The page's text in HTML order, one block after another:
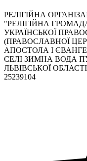
РЕЛІГІЙНА
"РЕЛІГІЙНА
УКРАЇНСЬКОЇ
(ПРАВОСЛАВНОЇ
АПОСТОЛА І
СЕЛІ ЗИМНА ВОДА
ЛЬВІВСЬКОЇ
25239104